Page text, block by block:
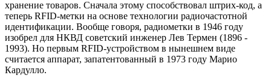
хранение товаров. Сначала этому способствовал штрих-код, а
теперь RFID-метки на основе технологии радиочастотной
идентификации. Вообще говоря, радиометки в 1946 году
изобрел для НКВД советский инженер Лев Термен (1896 -
1993). Но первым RFID-устройством в нынешнем виде
считается аппарат, запатентованный в 1973 году Марио
Кардулло.